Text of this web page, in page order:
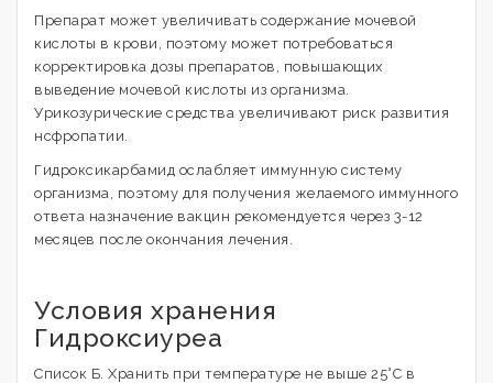
Препарат может увеличивать содержание мочевой
кислоты в крови, поэтому может потребоваться
корректировка дозы препаратов, повышающих
выведение мочевой кислоты из организма.
Урикозурические средства увеличивают риск развития
нсфропатии.
Гидроксикарбамид ослабляет иммунную систему
организма, поэтому для получения желаемого иммунного
ответа назначение вакцин рекомендуется через 3-12
месяцев после окончания лечения.
Условия хранения
Гидроксиуреа
Список Б. Хранить при температуре не выше 25°С в